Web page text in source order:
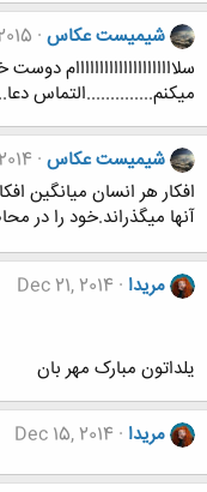
شیمیست عکاس
سلااااااااااااااااااااام
میکنم..............التماس
شیمیست عکاس
افکار هر انسان میانگین
آنها میگذراند.خود را در
مریدا Dec 21, 2014
یلداتون مبارک مهر بان
مریدا Dec 15, 2014